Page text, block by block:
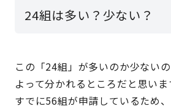
24組は多い？少ない？
この「24組」が多いのか少ない
よって分かれるところだと思い
すでに56組が申請しているため